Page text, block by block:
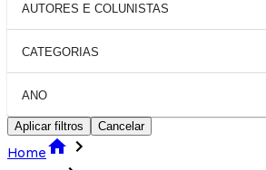
AUTORES E COLUNISTAS
CATEGORIAS
ANO
Aplicar filtros Cancelar
Home